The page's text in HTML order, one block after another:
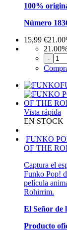
100%
Número
15,99 €
-
Vista rápida
EN STOCK
FUNKO
OF THE
Captura el
Funko Pop!
película
Rohirrim.
El Señor de
Producto